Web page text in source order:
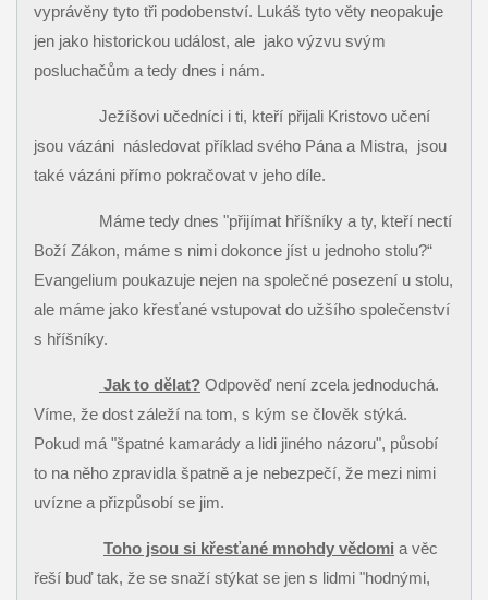
vyprávěny tyto tři podobenství. Lukáš tyto věty neopakuje
jen jako historickou událost, ale jako výzvu svým
posluchačům a tedy dnes i nám.
Ježíšovi učedníci i ti, kteří přijali Kristovo učení
jsou vázáni následovat příklad svého Pána a Mistra, jsou
také vázáni přímo pokračovat v jeho díle.
Máme tedy dnes "přijímat hříšníky a ty, kteří nectí
Boží Zákon, máme s nimi dokonce jíst u jednoho stolu?“
Evangelium poukazuje nejen na společné posezení u stolu,
ale máme jako křesťané vstupovat do užšího společenství
s hříšníky.
Jak to dělat?Odpověď není zcela jednoduchá.
Víme, že dost záleží na tom, s kým se člověk stýká.
Pokud má "špatné kamarády a lidi jiného názoru", působí
to na něho zpravidla špatně a je nebezpečí, že mezi nimi
uvízne a přizpůsobí se jim.
Toho jsou si křesťané mnohdy vědomi a věc
řeší buď tak, že se snaží stýkat se jen s lidmi "hodnými,